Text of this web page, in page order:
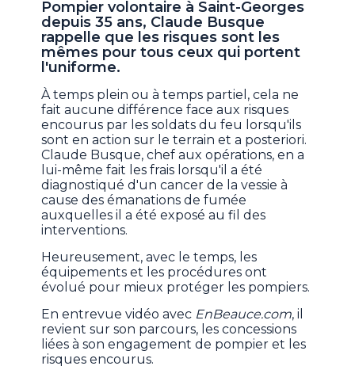
Pompier volontaire à Saint-Georges
depuis 35 ans, Claude Busque
rappelle que les risques sont les
mêmes pour tous ceux qui portent
l'uniforme.
À temps plein ou à temps partiel, cela ne
fait aucune différence face aux risques
encourus par les soldats du feu lorsqu'ils
sont en action sur le terrain et a posteriori.
Claude Busque, chef aux opérations, en a
lui-même fait les frais lorsqu'il a été
diagnostiqué d'un cancer de la vessie à
cause des émanations de fumée
auxquelles il a été exposé au fil des
interventions.
Heureusement, avec le temps, les
équipements et les procédures ont
évolué pour mieux protéger les pompiers.
En entrevue vidéo avec EnBeauce.com, il
revient sur son parcours, les concessions
liées à son engagement de pompier et les
risques encourus.